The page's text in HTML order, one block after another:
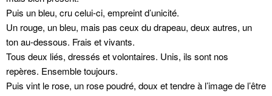
Puis un bleu, cru celui-ci, empreint d’unicité.
Un rouge, un bleu, mais pas ceux du drapeau, deux autres, un
ton au-dessous. Frais et vivants.
Tous deux liés, dressés et volontaires. Unis, ils sont nos
repères. Ensemble toujours.
Puis vint le rose, un rose poudré, doux et tendre à l’image de l’être